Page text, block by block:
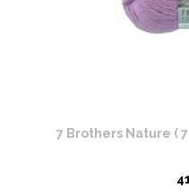
7 Brothers Nature (